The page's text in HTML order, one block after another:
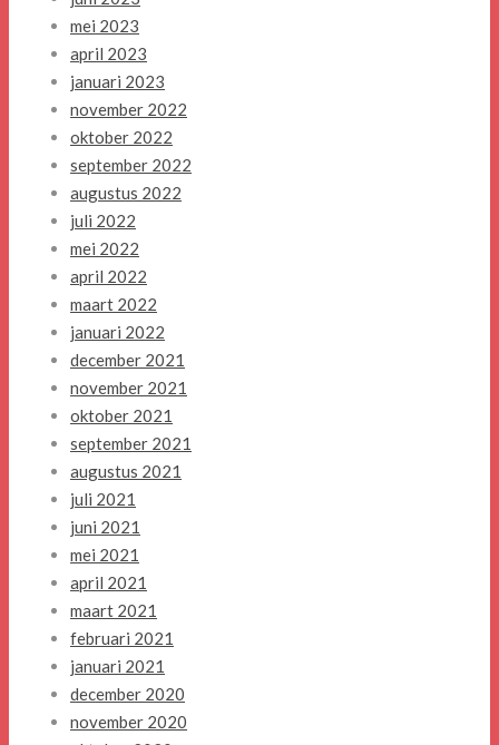
mei 2023
april 2023
januari 2023
november 2022
oktober 2022
september 2022
augustus 2022
juli 2022
mei 2022
april 2022
maart 2022
januari 2022
december 2021
november 2021
oktober 2021
september 2021
augustus 2021
juli 2021
juni 2021
mei 2021
april 2021
maart 2021
februari 2021
januari 2021
december 2020
november 2020